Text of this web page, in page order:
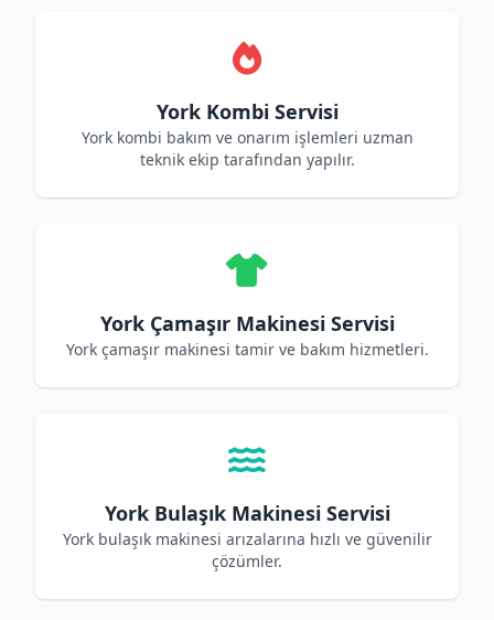
York Kombi Servisi
York kombi bakım ve onarım işlemleri uzman
teknik ekip tarafından yapılır.
York Çamaşır Makinesi Servisi
York çamaşır makinesi tamir ve bakım hizmetleri.
York Bulaşık Makinesi Servisi
York bulaşık makinesi arızalarına hızlı ve güvenilir
çözümler.